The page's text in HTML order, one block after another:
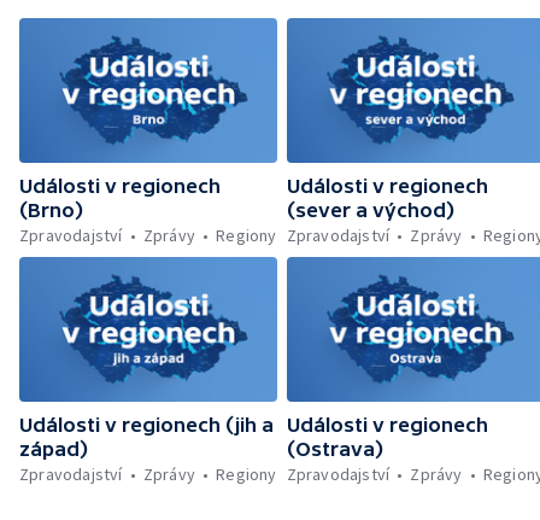
Náchodsku — Znovuotevření rozhledny na
Libíně — Obchvat Náchoda je zhruba v
polovině — Požár v kempu na Pardubicku —
Wonkův most po rekonstrukci — Letiště
Václava Havla odbavilo 8 milionů cestujících
— V Plzni přibývá nelegálních graffiti
Události v regionech
(Brno)
Zpravodajství
Zprávy Regiony
Události v regionech
(sever a východ)
Zpravodajství
Zprávy
Události v regionech (jih a
západ)
Zpravodajství
Zprávy Regiony
Události v regionech
(Ostrava)
Zpravodajství
Zprávy